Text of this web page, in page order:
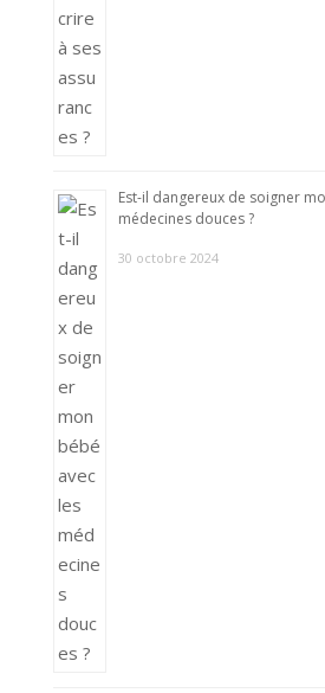
Est-il dangereux de soigner
médecines douces ?
30 octobre 2024